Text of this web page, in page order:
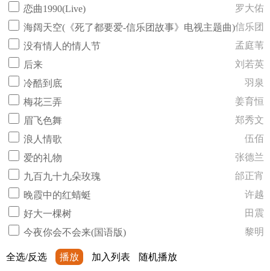
恋曲1990(Live)
罗大佑
海阔天空(《死了都要爱-信乐团故事》电视主题曲)信乐团
没有情人的情人节
孟庭苇
后来
刘若英
冷酷到底
羽泉
梅花三弄
姜育恒
眉飞色舞
郑秀文
浪人情歌
伍佰
爱的礼物
张德兰
九百九十九朵玫瑰
邰正宵
晚霞中的红蜻蜓
许越
好大一棵树
田震
今夜你会不会来(国语版)
黎明
全选/反选 播放 加入列表 随机播放